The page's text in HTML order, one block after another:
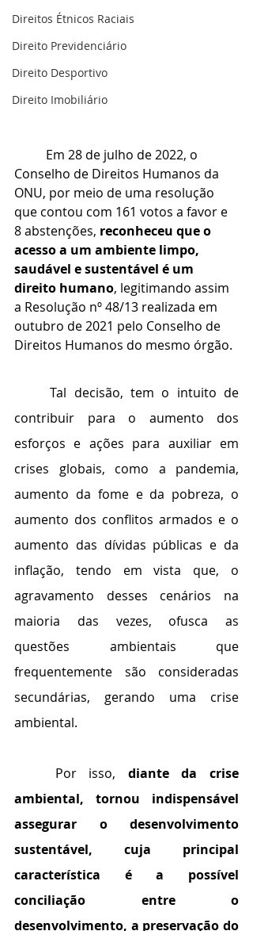
Direitos Étnicos Raciais
Direito Previdenciário
Direito Desportivo
Direito Imobiliário
Conselho de Direitos Humanos da
ONU, por meio de uma resolução
que contou com 161 votos a favor e
8 abstenções, reconheceu que o
acesso a um ambiente limpo,
saudável e sustentável é um
direito humano, legitimando assim
a Resolução nº 48/13 realizada em
outubro de 2021 pelo Conselho de
Direitos Humanos do mesmo órgão.
	Tal decisão, tem o intuito de
contribuir para o aumento dos
esforços e ações para auxiliar em
crises globais, como a pandemia,
aumento da fome e da pobreza, o
aumento dos conflitos armados e o
aumento das dívidas públicas e da
inflação, tendo em vista que, o
agravamento desses cenários na
maioria das vezes, ofusca as
questões ambientais que
frequentemente são consideradas
secundárias, gerando uma crise
ambiental.
	Por isso,
diante da crise
ambiental, tornou indispensável
assegurar o desenvolvimento
sustentável, cuja principal
característica é a possível
conciliação entre o
desenvolvimento, a preservação do